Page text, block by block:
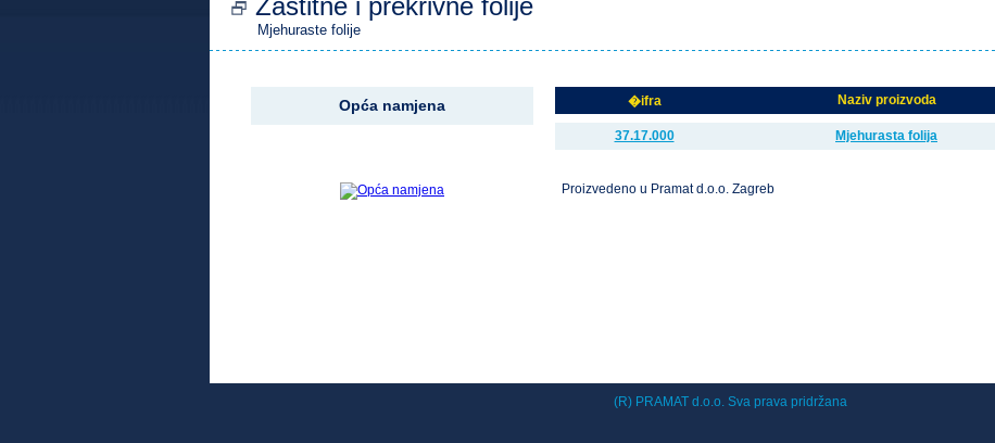
Zaštitne i prekrivne folije
Mjehuraste folije
Opća namjena �ifra Naziv proizvoda
37.17.000 Mjehurasta folija
Proizvedeno u Pramat d.o.o. Zagreb
(R) PRAMAT d.o.o. Sva prava pridržana